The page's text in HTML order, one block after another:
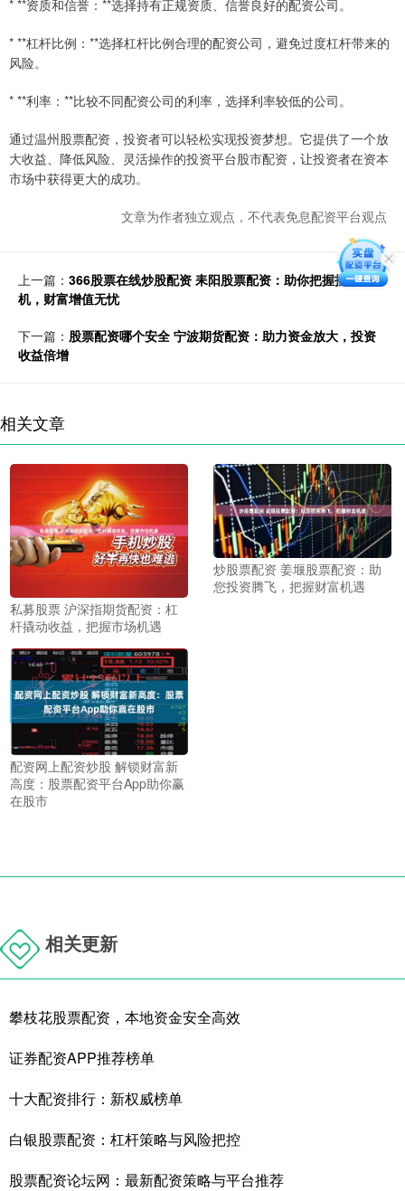
* **资质和信誉：**选择持有正规资质、信誉良好的配资公司。
* **杠杆比例：**选择杠杆比例合理的配资公司，避免过度杠杆带来的
风险。
* **利率：**比较不同配资公司的利率，选择利率较低的公司。
通过温州股票配资，投资者可以轻松实现投资梦想。它提供了一个放
大收益、降低风险、灵活操作的投资平台股市配资，让投资者在资本
市场中获得更大的成功。
文章为作者独立观点，不代表免息配资平台观点
上一篇： 366股票在线炒股配资 耒阳股票配资：助你把握投资良
机，财富增值无忧
下一篇： 股票配资哪个安全 宁波期货配资：助力资金放大，投资
收益倍增
相关文章
私募股票 沪深指期货配资：杠
杆撬动收益，把握市场机遇
炒股票配资 姜堰股票配资：助
您投资腾飞，把握财富机遇
配资网上配资炒股 解锁财富新
高度：股票配资平台App助你赢
在股市
相关更新
攀枝花股票配资，本地资金安全高效
证券配资APP推荐榜单
十大配资排行：新权威榜单
白银股票配资：杠杆策略与风险把控
股票配资论坛网：最新配资策略与平台推荐